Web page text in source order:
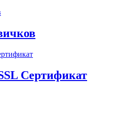
Сертификат